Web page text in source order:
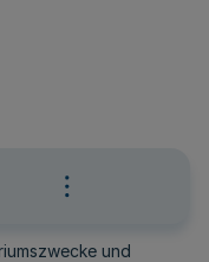
und